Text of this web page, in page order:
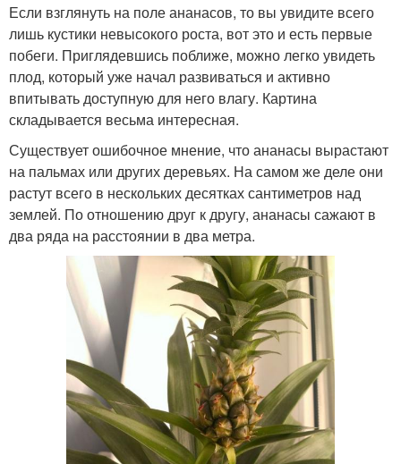
Если взглянуть на поле ананасов, то вы увидите всего
лишь кустики невысокого роста, вот это и есть первые
побеги. Приглядевшись поближе, можно легко увидеть
плод, который уже начал развиваться и активно
впитывать доступную для него влагу. Картина
складывается весьма интересная.
Существует ошибочное мнение, что ананасы вырастают
на пальмах или других деревьях. На самом же деле они
растут всего в нескольких десятках сантиметров над
землей. По отношению друг к другу, ананасы сажают в
два ряда на расстоянии в два метра.